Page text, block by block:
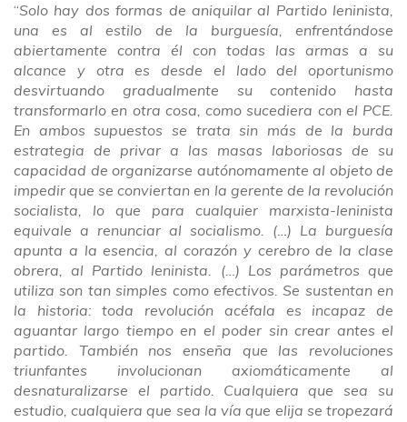
“Solo hay dos formas de aniquilar al Partido leninista,
una es al estilo de la burguesía, enfrentándose
abiertamente contra él con todas las armas a su
alcance y otra es desde el lado del oportunismo
desvirtuando gradualmente su contenido hasta
transformarlo en otra cosa, como sucediera con el PCE.
En ambos supuestos se trata sin más de la burda
estrategia de privar a las masas laboriosas de su
capacidad de organizarse autónomamente al objeto de
impedir que se conviertan en la gerente de la revolución
socialista, lo que para cualquier marxista-leninista
equivale a renunciar al socialismo. (…) La burguesía
apunta a la esencia, al corazón y cerebro de la clase
obrera, al Partido leninista. (…) Los parámetros que
utiliza son tan simples como efectivos. Se sustentan en
la historia: toda revolución acéfala es incapaz de
aguantar largo tiempo en el poder sin crear antes el
partido. También nos enseña que las revoluciones
triunfantes involucionan axiomáticamente al
desnaturalizarse el partido. Cualquiera que sea su
estudio, cualquiera que sea la vía que elija se tropezará